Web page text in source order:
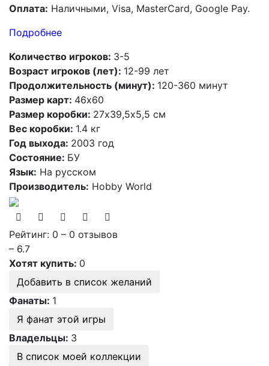
Оплата: Наличными, Visa, MasterCard, Google Pay.
Подробнее
Количество игроков: 3-5
Возраст игроков (лет): 12-99 лет
Продолжительность (минут): 120-360 минут
Размер карт: 46х60
Размер коробки: 27х39,5х5,5 см
Вес коробки: 1.4 кг
Год выхода: 2003 год
Состояние: БУ
Язык: На русском
Производитель: Hobby World
Рейтинг: 0 – 0 отзывов
– 6.7
Хотят купить: 0
Добавить в список желаний
Фанаты: 1
Я фанат этой игры
Владельцы: 3
В список моей коллекции